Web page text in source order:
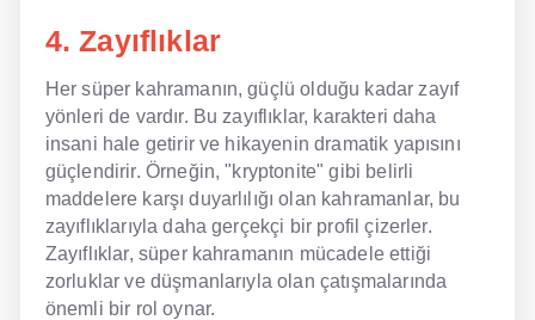
4. Zayıflıklar
Her süper kahramanın, güçlü olduğu kadar zayıf
yönleri de vardır. Bu zayıflıklar, karakteri daha
insani hale getirir ve hikayenin dramatik yapısını
güçlendirir. Örneğin, "kryptonite" gibi belirli
maddelere karşı duyarlılığı olan kahramanlar, bu
zayıflıklarıyla daha gerçekçi bir profil çizerler.
Zayıflıklar, süper kahramanın mücadele ettiği
zorluklar ve düşmanlarıyla olan çatışmalarında
önemli bir rol oynar.